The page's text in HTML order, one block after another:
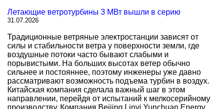
Летающие ветротурбины 3 МВт вышли в серию
31.07.2026
Традиционные ветряные электростанции зависят от
силы и стабильности ветра у поверхности земли, где
воздушные потоки часто бывают слабыми и
порывистыми. На больших высотах ветер обычно
сильнее и постояннее, поэтому инженеры уже давно
рассматривают возможность подъема турбин в воздух.
Китайская компания сделала важный шаг в этом
направлении, перейдя от испытаний к мелкосерийному
производству. Компания Beijing Linyi Yunchuan Energy